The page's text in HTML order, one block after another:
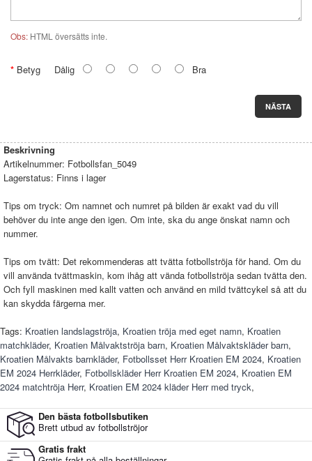
Obs: HTML översätts inte.
Betyg Dålig Bra
NÄSTA
Beskrivning
Artikelnummer: Fotbollsfan_5049
Lagerstatus: Finns i lager
Tips om tryck: Om namnet och numret på bilden är exakt vad du vill
behöver du inte ange den igen. Om inte, ska du ange önskat namn och
nummer.
Tips om tvätt: Det rekommenderas att tvätta fotbollströja för hand. Om du
vill använda tvättmaskin, kom ihåg att vända fotbollströja sedan tvätta den.
Och fyll maskinen med kallt vatten och använd en mild tvättcykel så att du
kan skydda färgerna mer.
Tags: Kroatien landslagströja, Kroatien tröja med eget namn, Kroatien
matchkläder, Kroatien Målvaktströja barn, Kroatien Målvaktskläder barn,
Kroatien Målvakts barnkläder, Fotbollsset Herr Kroatien EM 2024, Kroatien
EM 2024 Herrkläder, Fotbollskläder Herr Kroatien EM 2024, Kroatien EM
2024 matchtröja Herr, Kroatien EM 2024 kläder Herr med tryck,
Den bästa fotbollsbutiken
Brett utbud av fotbollströjor
Gratis frakt